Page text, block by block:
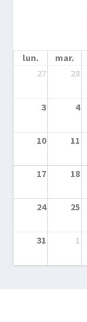
lun. mar.
27
28
3 4
10 11
17 18
24 25
31 1